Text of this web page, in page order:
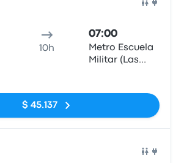
10h
07:00
Metro Escuela
Militar (Las
$ 45.137